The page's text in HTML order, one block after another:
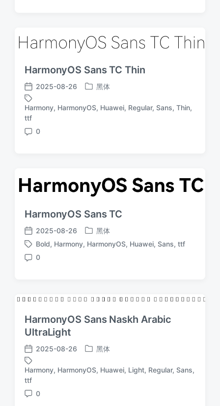
HarmonyOS Sans TC Thin
发
布
日
期
2025-08-26
发
于
黑体
标
Harmony, HarmonyOS, Huawei, Regular, Sans, Thin,
ttf
评
0
HarmonyOS Sans TC
发
布
日
2025-08-26
发
布
黑体
标
签
Bold, Harmony, HarmonyOS, Huawei, Sans, ttf
评
0
HarmonyOS Sans Naskh Arabic
UltraLight
发
布
日
期
2025-08-26
发
于
黑体
标
签
Harmony, HarmonyOS, Huawei, Light, Regular, Sans,
ttf
评
0